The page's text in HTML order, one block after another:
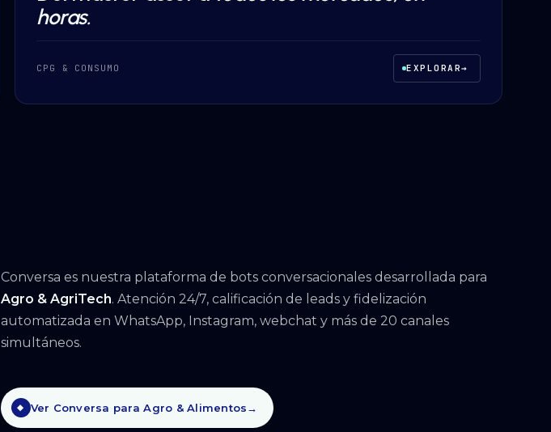
horas.
CPG & CONSUMO EXPLORAR→
Conversa es nuestra plataforma de bots conversacionales desarrollada para
Agro & AgriTech. Atención 24/7, calificación de leads y fidelización
automatizada en WhatsApp, Instagram, webchat y más de 20 canales
simultáneos.
◆ Ver Conversa para Agro & Alimentos→